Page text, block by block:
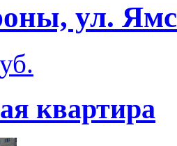
ул.
квартира